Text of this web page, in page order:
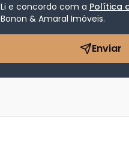
Li e concordo com a Política
Bonon & Amaral Imóveis.
Enviar